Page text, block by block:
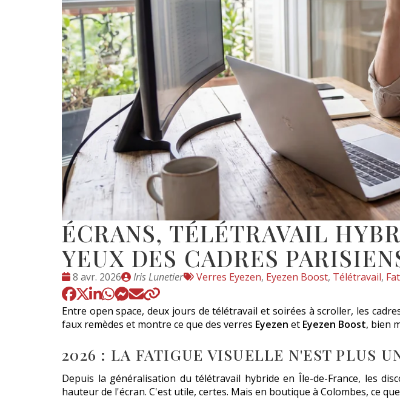
ÉCRANS, TÉLÉTRAVAIL
YEUX DES CADRES
Date
:
8 avr. 2026
Publié
par
Iris Lunetier
Tags
Verres Eyezen, Eyezen Boost, Télétravail,
Entre open space, deux jours de télétravail et soirées à scroller, les
faux remèdes et montre ce que des verres Eyezen et Eyezen Boost, bien
2026 : LA FATIGUE VISUELLE N'EST PLUS
Depuis la généralisation du télétravail hybride en Île-de-France, les
hauteur de l'écran. C'est utile, certes. Mais en boutique à Colombes, ce